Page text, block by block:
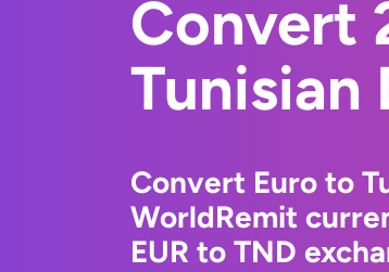
Convert
Tunisian
Convert Euro to
WorldRemit
EUR to TND